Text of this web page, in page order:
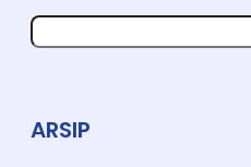
r
,
S
e
h
ARSIP